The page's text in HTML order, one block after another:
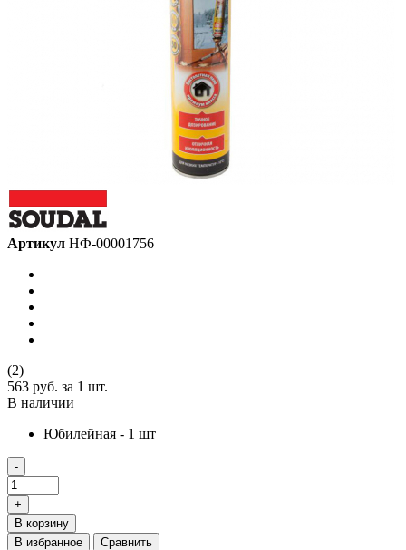
Артикул НФ-00001756
(2)
563 руб. за 1 шт.
В наличии
Юбилейная - 1 шт
-
+
В корзину
В избранное
Сравнить